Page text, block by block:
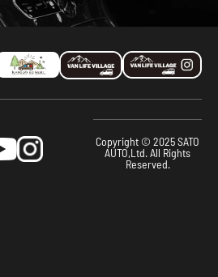
Copyright © 2025 SATO
AUTO,Ltd. All Rights
Reserved.